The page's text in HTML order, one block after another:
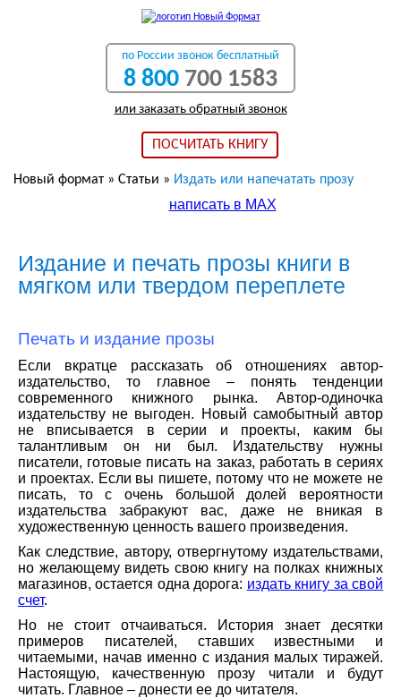
по России звонок бесплатный
8 800 700 1583
или заказать обратный звонок
ПОСЧИТАТЬ КНИГУ
Новый формат » Статьи » Издать или напечатать прозу
написать в МАХ
Издание и печать прозы книги в
мягком или твердом переплете
Печать и издание прозы
Если вкратце рассказать об отношениях автор-
издательство, то главное – понять тенденции
современного книжного рынка. Автор-одиночка
издательству не выгоден. Новый самобытный автор
не вписывается в серии и проекты, каким бы
талантливым он ни был. Издательству нужны
писатели, готовые писать на заказ, работать в сериях
и проектах. Если вы пишете, потому что не можете не
писать, то с очень большой долей вероятности
издательства забракуют вас, даже не вникая в
художественную ценность вашего произведения.
Как следствие, автору, отвергнутому издательствами,
но желающему видеть свою книгу на полках книжных
магазинов, остается одна дорога: издать книгу за свой
счет.
Но не стоит отчаиваться. История знает десятки
примеров писателей, ставших известными и
читаемыми, начав именно с издания малых тиражей.
Настоящую, качественную прозу читали и будут
читать. Главное – донести ее до читателя.